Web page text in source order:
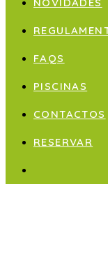
FAQS
PISCINAS
CONTACTOS
RESERVAR